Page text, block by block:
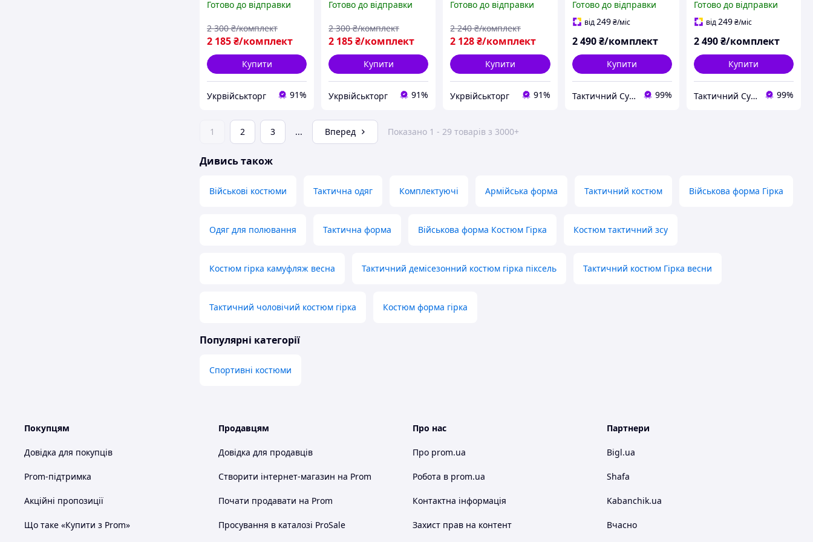
Готово до відправки
2 185₴/комплект
2 300 ₴/комплект
Купити
Укрвійськторг 91%
Готово до відправки
2 185₴/комплект
2 300 ₴/комплект
Купити
Укрвійськторг 91%
Готово до відправки
2 128₴/комплект
2 240 ₴/комплект
Купити
Укрвійськторг 91%
Готово до відправки
від249 ₴/міс
2 490 ₴/комплект
Купити
Тактичний Супермаркет 99%
Готово до відправки
від249₴/міс
2 490₴/комплект
Купити
Тактичний Супермаркет 99%
1 2 3 ... Вперед Показано 1 - 29 товарів з 3000+
Дивись також
Військові костюми Тактична одяг Комплектуючі Армійська форма Тактичний костюм Військова форма Гірка
Одяг для полювання Тактична форма Військова форма Костюм Гірка Костюм тактичний зсу
Костюм гірка камуфляж весна Тактичний демісезонний костюм гірка піксель Тактичний костюм Гірка весни
Тактичний чоловічий костюм гірка Костюм форма гірка
Популярні категорії
Спортивні костюми
Покупцям
Довідка для покупців
Prom-підтримка
Акційні пропозиції
Що таке «Купити з Prom»
Продавцям
Довідка для продавців
Створити інтернет-магазин на Prom
Почати продавати на Prom
Просування в каталозі ProSale
Про нас
Про prom.ua
Робота в prom.ua
Контактна інформація
Захист прав на контент
Партнери
Bigl.ua
Shafa
Kabanchik.ua
Вчасно